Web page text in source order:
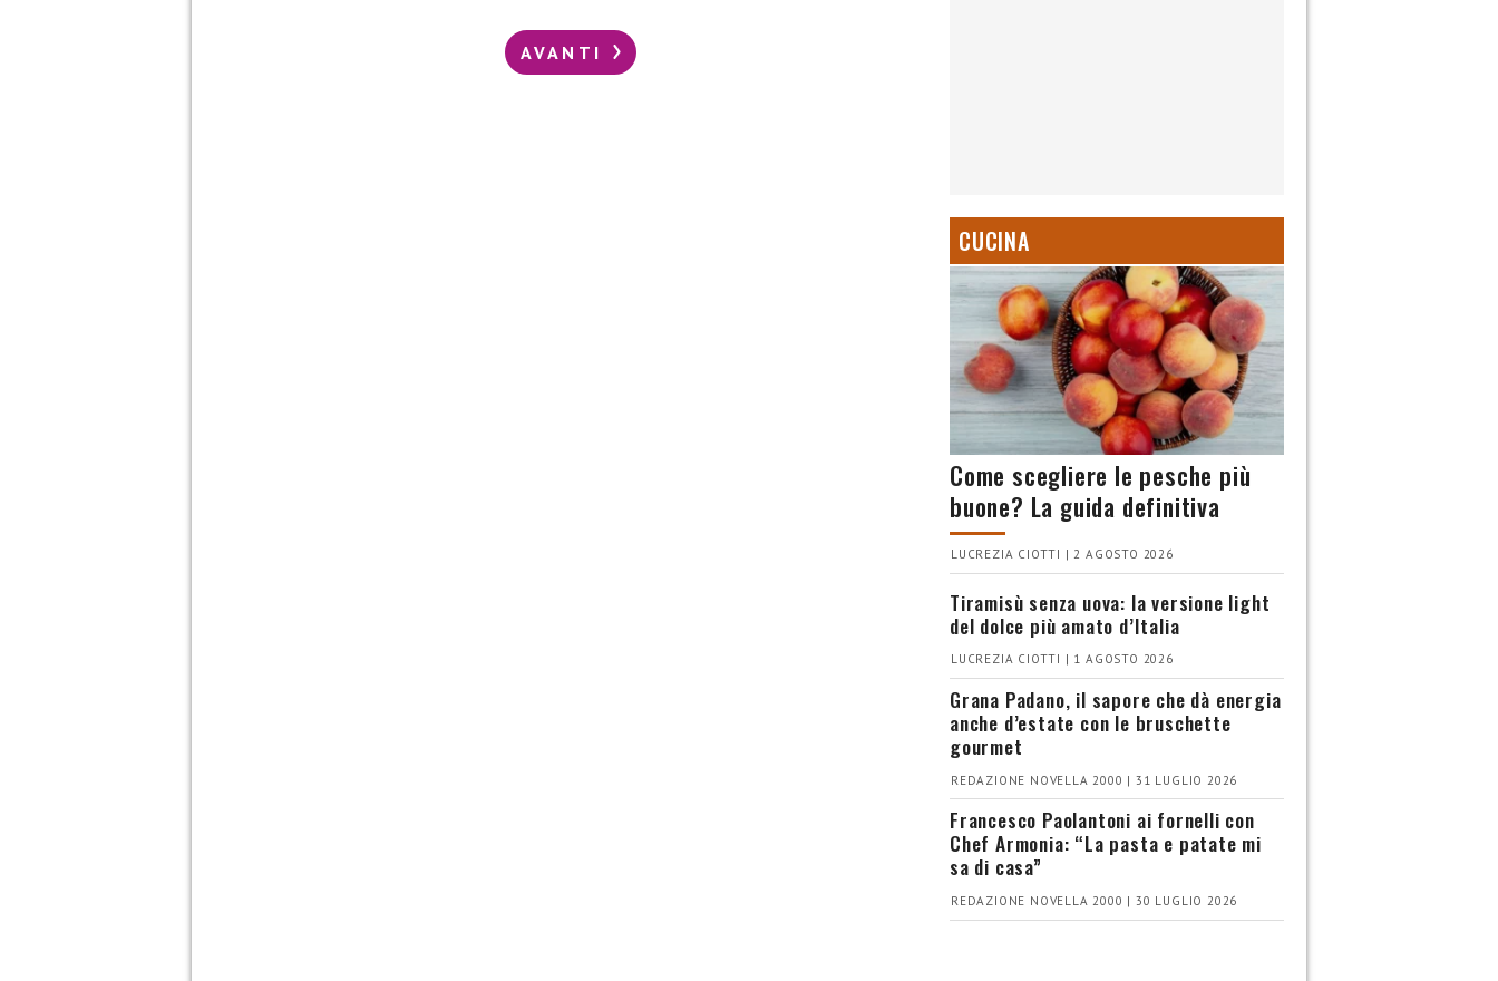
AVANTI
CUCINA
Come scegliere le pesche più
buone? La guida definitiva
LUCREZIA CIOTTI | 2 AGOSTO 2026
Tiramisù senza uova: la versione light
del dolce più amato d’Italia
LUCREZIA CIOTTI | 1 AGOSTO 2026
Grana Padano, il sapore che dà energia
anche d’estate con le bruschette
gourmet
REDAZIONE NOVELLA 2000 | 31 LUGLIO 2026
Francesco Paolantoni ai fornelli con
Chef Armonia: “La pasta e patate mi
sa di casa”
REDAZIONE NOVELLA 2000 | 30 LUGLIO 2026